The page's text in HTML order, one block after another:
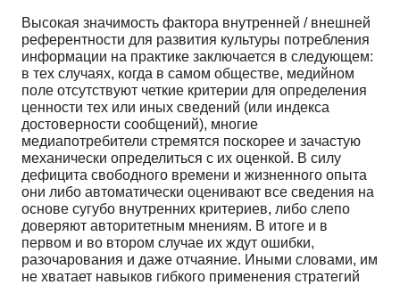
Высокая значимость фактора внутренней / внешней
референтности для развития культуры потребления
информации на практике заключается в следующем:
в тех случаях, когда в самом об­ществе, медийном
поле отсутствуют четкие критерии для определения
ценности тех или иных све­дений (или индекса
достоверности сообщений), многие
медиапотребители стремятся поскорее и зачастую
механически определиться с их оценкой. В силу
дефицита свободного времени и жизнен­ного опыта
они либо автоматически оценивают все сведения на
основе сугубо внутренних крите­риев, либо слепо
доверяют авторитетным мнениям. В итоге и в
первом и во втором случае их ждут ошибки,
разочарования и даже отчаяние. Иными словами, им
не хватает навыков гибкого приме­нения стратегий